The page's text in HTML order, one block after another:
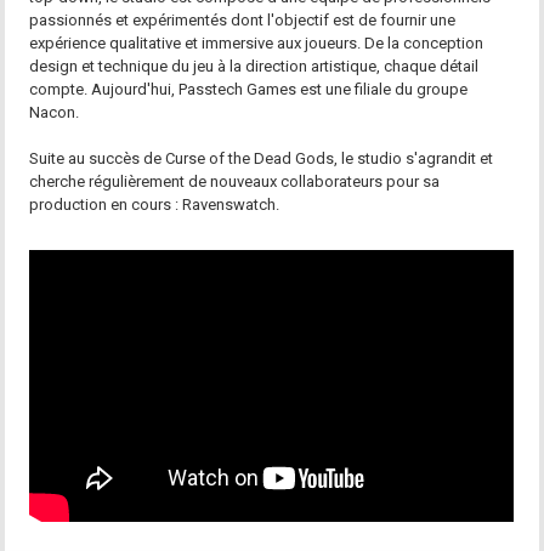
passionnés et expérimentés dont l'objectif est de fournir une
expérience qualitative et immersive aux joueurs. De la conception
design et technique du jeu à la direction artistique, chaque détail
compte. Aujourd'hui, Passtech Games est une filiale du groupe
Nacon.
Suite au succès de Curse of the Dead Gods, le studio s'agrandit et
cherche régulièrement de nouveaux collaborateurs pour sa
production en cours : Ravenswatch.